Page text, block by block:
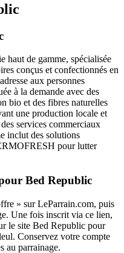
haut de gamme, spécialisée
conçus et confectionnés en
aux personnes
à la demande avec des
bio et des fibres naturelles
une production locale et
services commerciaux
inclut des solutions
pour lutter
Bed Republic
» sur LeParrain.com, puis
Une fois inscrit via ce lien,
le site Bed Republic pour
Conservez votre compte
au parrainage.